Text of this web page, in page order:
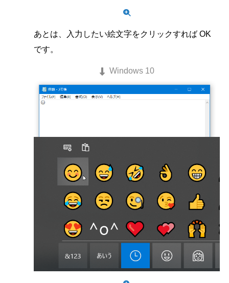
あとは、入力したい絵文字をクリックすれば OK
です。
Windows 10